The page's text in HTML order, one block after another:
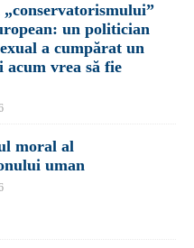
„conservatorismului”
un politician
a cumpărat un
acum vrea să fie
moral al
uman